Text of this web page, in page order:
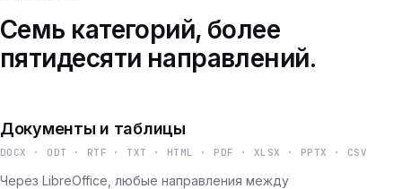
Семь категорий, более
пятидесяти направлений.
Документы и таблицы
DOCX · ODT · RTF · TXT · HTML · PDF · XLSX · PPTX · CSV
Через LibreOffice, любые направления между